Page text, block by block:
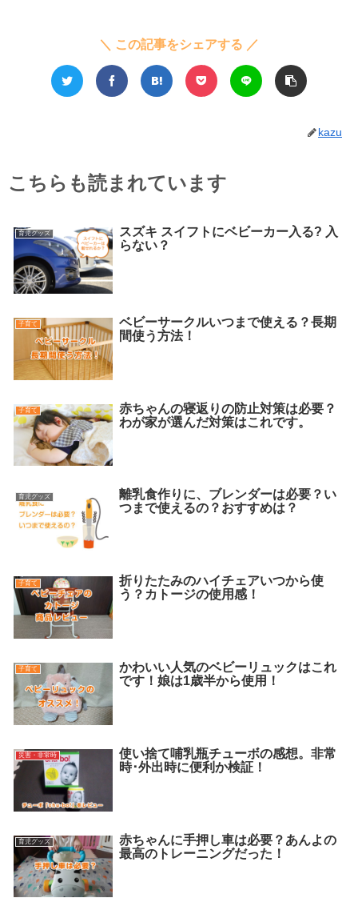
＼ この記事をシェアする ／
kazu
こちらも読まれています
育児グッズ
スズキ スイフトにベビーカー入る? 入
らない？
子育て
ベビーサークルいつまで使える？長期
間使う方法！
子育て
赤ちゃんの寝返りの防止対策は必要？
わが家が選んだ対策はこれです。
育児グッズ
離乳食作りに、ブレンダーは必要？い
つまで使えるの？おすすめは？
子育て
折りたたみのハイチェアいつから使
う？カトージの使用感！
子育て
かわいい人気のベビーリュックはこれ
です！娘は1歳半から使用！
災害・非常時
使い捨て哺乳瓶チューボの感想。非常
時･外出時に便利か検証！
育児グッズ
赤ちゃんに手押し車は必要？あんよの
最高のトレーニングだった！